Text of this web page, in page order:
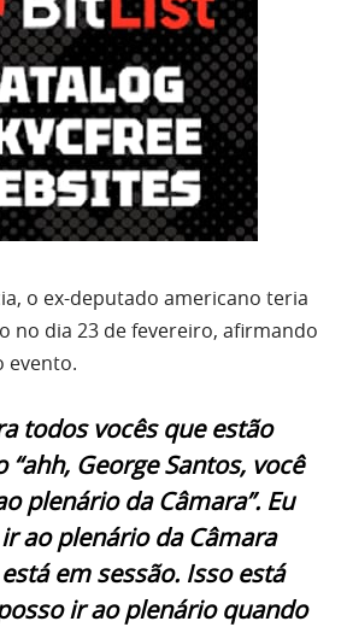
o ex-deputado americano teria
no dia 23 de fevereiro, afirmando
evento.
todos vocês que estão
George Santos, você
plenário da Câmara”. Eu
ao plenário da Câmara
em sessão. Isso está
ir ao plenário quando